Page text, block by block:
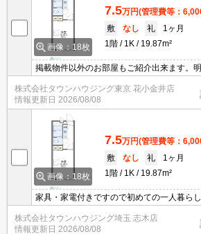
画像：18枚
7.5万円(管理費等：
敷
なし 礼
1ヶ月
1階
1K 19.87m²
掲載物件以外のお部屋もご紹介出来ます。
丁寧にご対応させていただきます。オンラ
す！お気軽にお問い合わせ下さい☆★
株式会社タウンハウジング東京 花小金井店
情報更新日 2026/08/08
画像：18枚
7.5万円(管理費等：
敷
なし 礼
1ヶ月
1階
1K 19.87m²
家具・家電付きですので初めての一人暮ら
ご契約金のクレジット決済可！賃貸のお部
グひばりヶ丘店へ
株式会社タウンハウジング埼玉 志木店
情報更新日 2026/08/08